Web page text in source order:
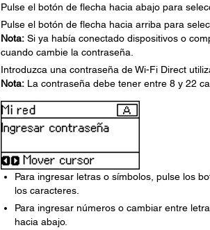
Pulse el botón de flecha hacia abajo para
Pulse el botón de flecha hacia arriba para
Nota:Si ya había conectado dispositivos o
cuando cambie la contraseña.
Introduzca una contraseña de Wi-Fi Direct
Nota:La contraseña debe tener entre 8 y 22
Para ingresar letras o símbolos, pulse los
los caracteres.
Para ingresar números o cambiar entre
hacia abajo.